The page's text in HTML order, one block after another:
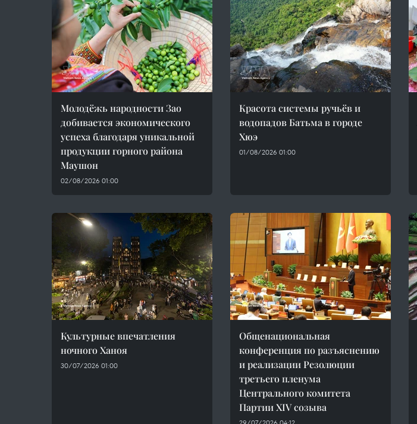
Молодёжь народности Зао
добивается экономического
успеха благодаря уникальной
продукции горного района
Маушон
02/08/2026 01:00
Красота системы ручьёв и
водопадов Батьма в городе
Хюэ
01/08/2026 01:00
Культурные впечатления
ночного Ханоя
30/07/2026 01:00
Общенациональная
конференция по разъяснению
и реализации Резолюции
третьего пленума
Центрального комитета
Партии XIV созыва